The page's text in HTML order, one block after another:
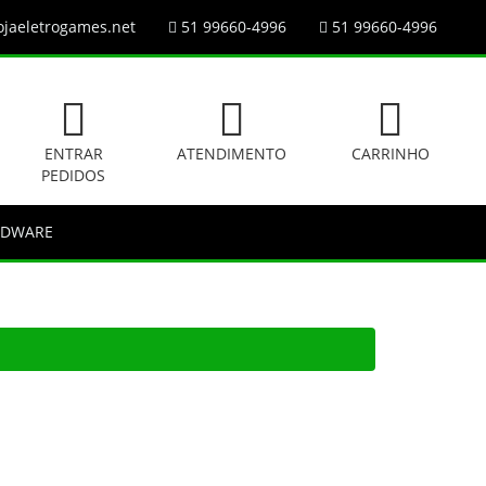
51 99660-4996 51 99660-4996
ENTRAR
PEDIDOS
ATENDIMENTO CARRINHO